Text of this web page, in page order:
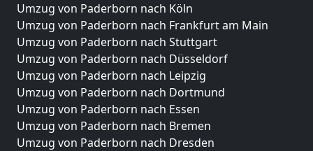
Umzug von Paderborn nach Köln
Umzug von Paderborn nach Frankfurt am Main
Umzug von Paderborn nach Stuttgart
Umzug von Paderborn nach Düsseldorf
Umzug von Paderborn nach Leipzig
Umzug von Paderborn nach Dortmund
Umzug von Paderborn nach Essen
Umzug von Paderborn nach Bremen
Umzug von Paderborn nach Dresden